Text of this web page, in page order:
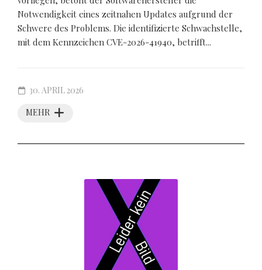
Notwendigkeit eines zeitnahen Updates aufgrund der
Schwere des Problems. Die identifizierte Schwachstelle,
mit dem Kennzeichen CVE-2026-41940, betrifft...
MEHR
30. APRIL 2026